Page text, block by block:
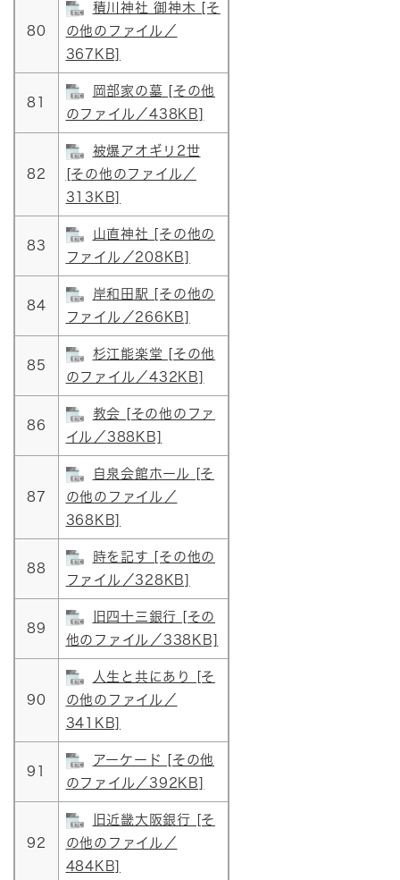
80
積川神社 御神木 [そ
の他のファイル／
367KB]
81
岡部家の墓 [その他
のファイル／438KB]
82
被爆アオギリ2世
[その他のファイル／
313KB]
83
山直神社 [その他の
ファイル／208KB]
84
岸和田駅 [その他の
ファイル／266KB]
85
杉江能楽堂 [その他
のファイル／432KB]
86
教会 [その他のファ
イル／388KB]
87
自泉会館ホール [そ
の他のファイル／
368KB]
88
時を記す [その他の
ファイル／328KB]
89
旧四十三銀行 [その
他のファイル／338KB]
90
人生と共にあり [そ
の他のファイル／
341KB]
91
アーケード [その他
のファイル／392KB]
92
旧近畿大阪銀行 [そ
の他のファイル／
484KB]